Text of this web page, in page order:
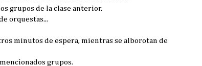
grupos de la clase anterior.
orquestas...
minutos de espera, mientras se alborotan de
grupos.